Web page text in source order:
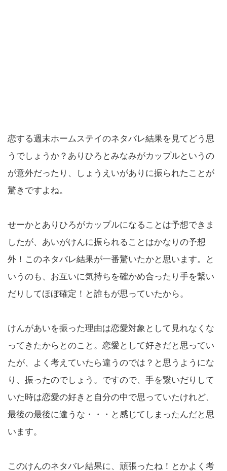
恋する週末ホームステイのネタバレ結果を見てどう思
うでしょうか？ありひろとみなみがカップルというの
が意外だったり、しょうえいがありに振られたことが
驚きですよね。
せーかとありひろがカップルになることは予想できま
したが、あいがけんに振られることはかなりの予想
外！このネタバレ結果が一番驚いたかと思います。と
いうのも、お互いに気持ちを確かめ合ったり手を繋い
だりしてほぼ確定！と誰もが思っていたから。
けんがあいを振った理由は恋愛対象として見れなくな
ってきたからとのこと。恋愛として好きだと思ってい
たが、よく考えていたら違うのでは？と思うようにな
り、振ったのでしょう。ですので、手を繋いだりして
いた時は恋愛の好きと自分の中で思っていたけれど、
最後の最後に違うな・・・と感じてしまったんだと思
います。
このけんのネタバレ結果に、頑張ったね！とかよく考